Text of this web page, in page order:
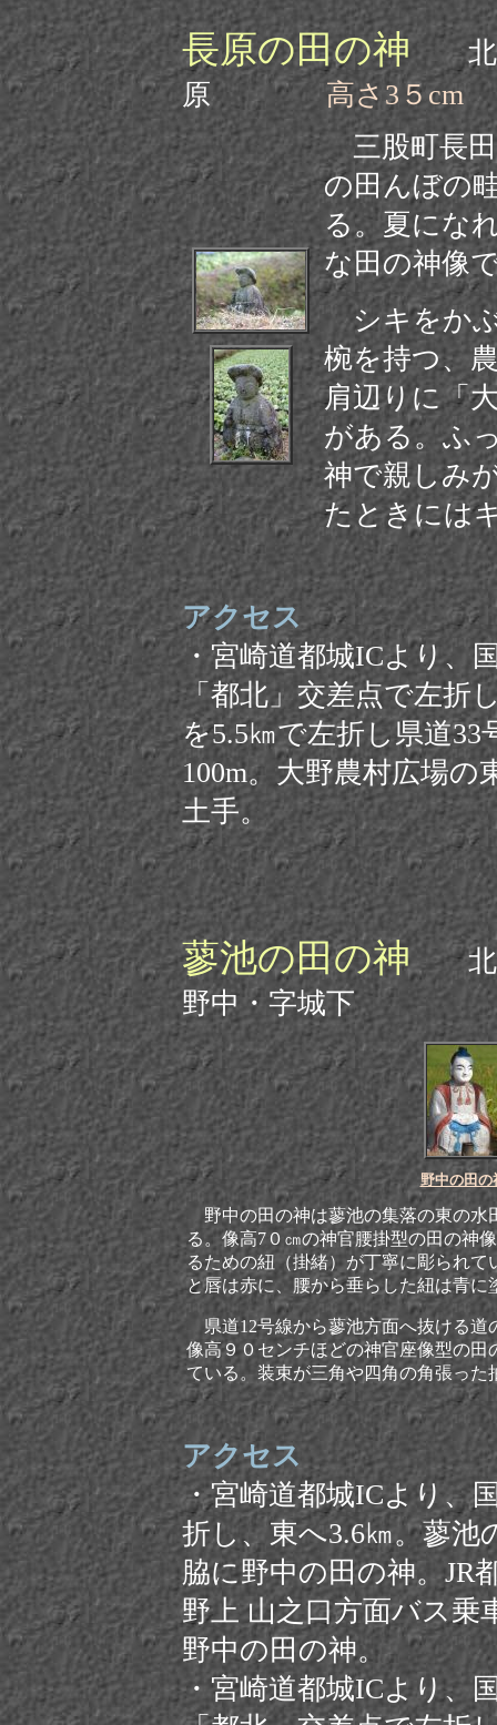
長原の田の神北諸
原 高さ3５cm
三股町長田
の田んぼの
る。夏にな
な田の神像
シキをか
椀を持つ、
肩辺りに「
がある。ふ
神で親しみ
たときには
アクセス
・宮崎道都城ICより、
「 都北」交差点で左折
を5.5㎞で左折し県道33
100m。大野農村広場
土手。
蓼池の田の神北諸
野中・字城下
野中の田の
野中の田の神は蓼池の集落の東の水
る。像高7０㎝の神官腰掛型の田の神
るための紐（掛緒）が丁寧に彫られ
と唇は赤に、腰から垂らした紐は青に
県道12号線から蓼池方面へ抜ける道
像高９０センチほどの神官座像型の
ている。装束が三角や四角の角張った
アクセス
・宮崎道都城ICより、
折し、東へ3.6㎞。蓼池
脇に野中の田の神。JR
野上 山之口方面バス乗
野中の田の神。
・宮崎道都城ICより、